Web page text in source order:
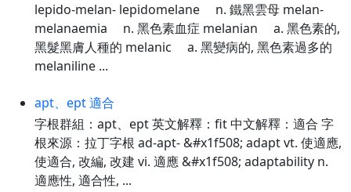
lepido-melan- lepidomelane n. 鐵黑雲母 melan-
melanaemia n. 黑色素血症 melanian a. 黑色素的,
黑髮黑膚人種的 melanic a. 黑變病的, 黑色素過多的
melaniline ...
apt、ept 適合
字根群組：apt、ept 英文解釋：fit 中文解釋：適合 字
根來源：拉丁字根 ad-apt- &#x1f508; adapt vt. 使適應,
使適合, 改編, 改建 vi. 適應 &#x1f508; adaptability n.
適應性, 適合性, ...